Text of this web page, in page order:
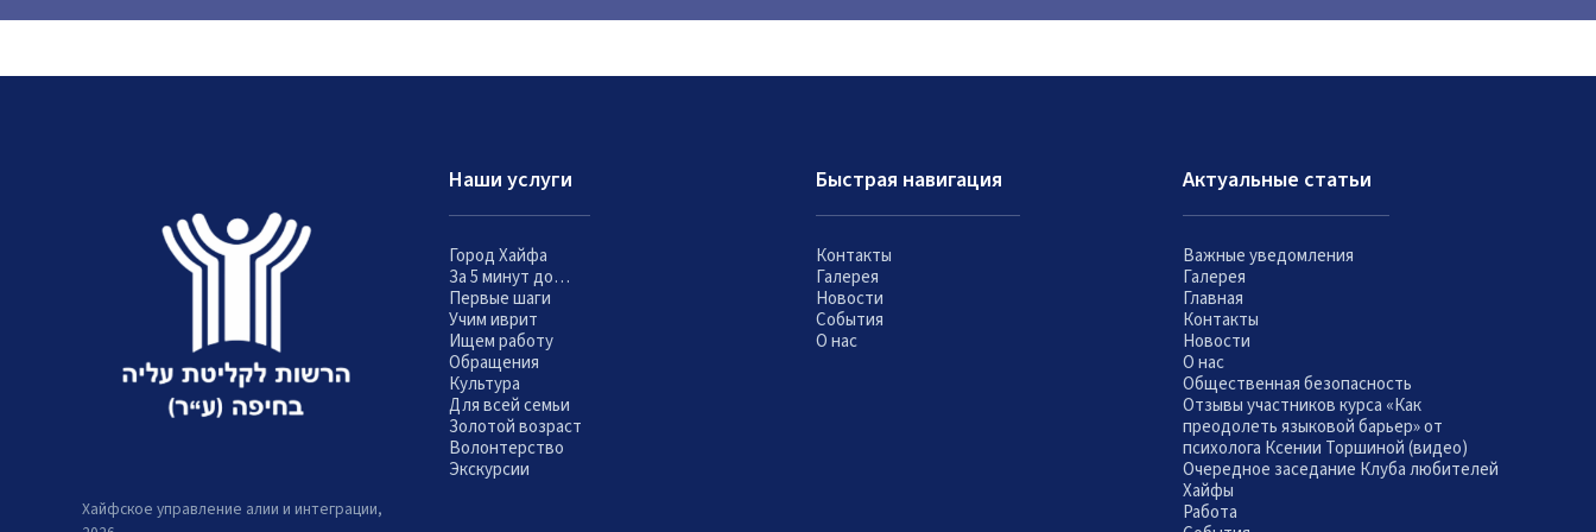
Хайфское управление алии и интеграции,
Наши услуги
Город Хайфа
За 5 минут до…
Первые шаги
Учим иврит
Ищем работу
Обращения
Культура
Для всей семьи
Золотой возраст
Волонтерство
Экскурсии
Быстрая навигация
Контакты
Галерея
Новости
События
О нас
Актуальные статьи
Важные уведомления
Галерея
Главная
Контакты
Новости
О нас
Общественная безопасность
Отзывы участников курса «Как
преодолеть языковой барьер» от
психолога Ксении Торшиной (видео)
Очередное заседание Клуба любителей
Хайфы
Работа